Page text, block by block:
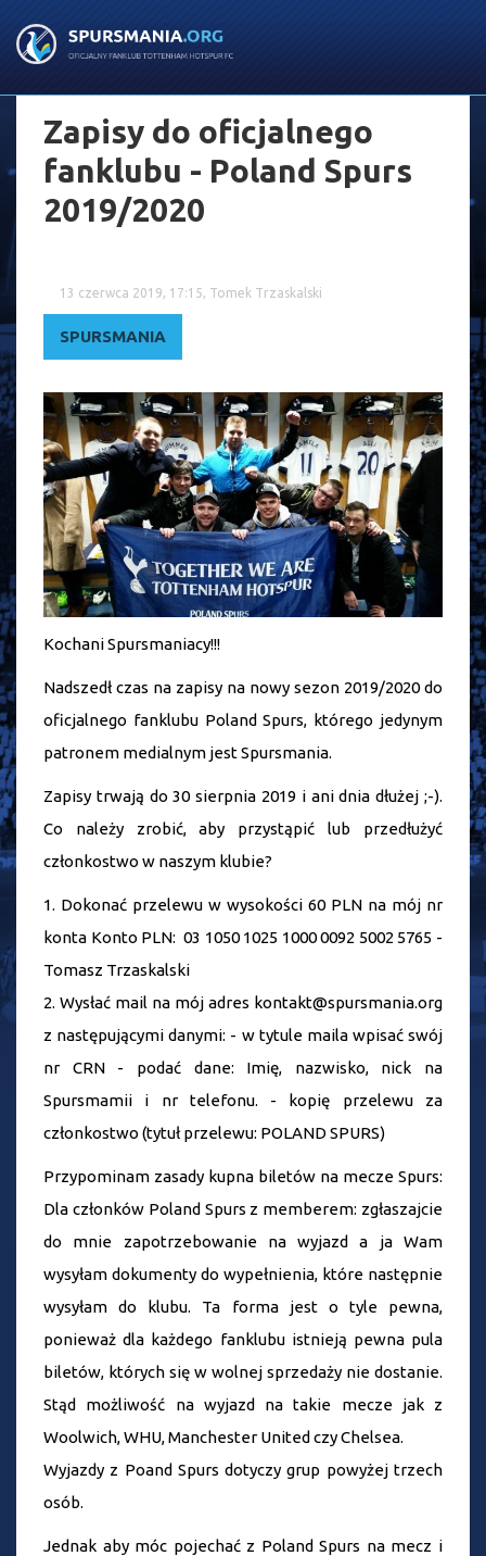
Zapisy do oficjalnego
fanklubu - Poland Spurs
2019/2020
13 czerwca 2019, 17:15, Tomek Trzaskalski
SPURSMANIA
Kochani Spursmaniacy!!!
Nadszedł czas na zapisy na nowy sezon 2019/2020 do
oficjalnego fanklubu Poland Spurs, którego jedynym
patronem medialnym jest Spursmania.
Zapisy trwają do 30 sierpnia 2019 i ani dnia dłużej ;-).
Co należy zrobić, aby przystąpić lub przedłużyć
członkostwo w naszym klubie?
1. Dokonać przelewu w wysokości 60 PLN na mój nr
konta Konto PLN: 03 1050 1025 1000 0092 5002 5765 -
Tomasz Trzaskalski
2. Wysłać mail na mój adres kontakt@spursmania.org
z następującymi danymi: - w tytule maila wpisać swój
nr CRN - podać dane: Imię, nazwisko, nick na
Spursmamii i nr telefonu. - kopię przelewu za
członkostwo (tytuł przelewu: POLAND SPURS)
Przypominam zasady kupna biletów na mecze Spurs:
Dla członków Poland Spurs z memberem: zgłaszajcie
do mnie zapotrzebowanie na wyjazd a ja Wam
wysyłam dokumenty do wypełnienia, które następnie
wysyłam do klubu. Ta forma jest o tyle pewna,
ponieważ dla każdego fanklubu istnieją pewna pula
biletów, których się w wolnej sprzedaży nie dostanie.
Stąd możliwość na wyjazd na takie mecze jak z
Woolwich, WHU, Manchester United czy Chelsea.
Wyjazdy z Poand Spurs dotyczy grup powyżej trzech
osób.
Jednak aby móc pojechać z Poland Spurs na mecz i